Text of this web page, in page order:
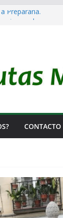
Prepararla.
CONTACTO